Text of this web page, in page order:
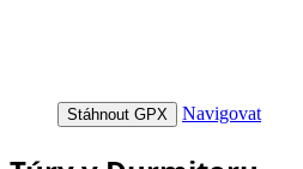
Stáhnout GPX Navigovat